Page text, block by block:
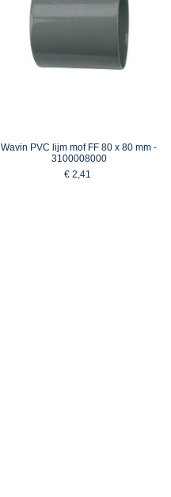
Wavin PVC lijm mof FF 80 x 80 mm -
3100008000
€ 2,41